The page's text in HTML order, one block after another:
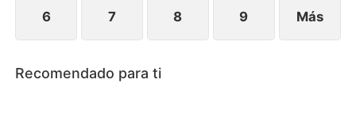
6 7 8 9 Más
Recomendado para ti